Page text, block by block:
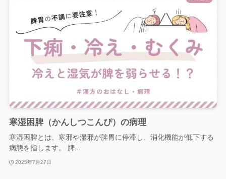
寒湿困脾（かんしつこんぴ）の病理
寒湿困脾とは、寒邪や湿邪が脾胃に停滞し、消化機能が低下する
病態を指します。 脾...
2025年7月27日